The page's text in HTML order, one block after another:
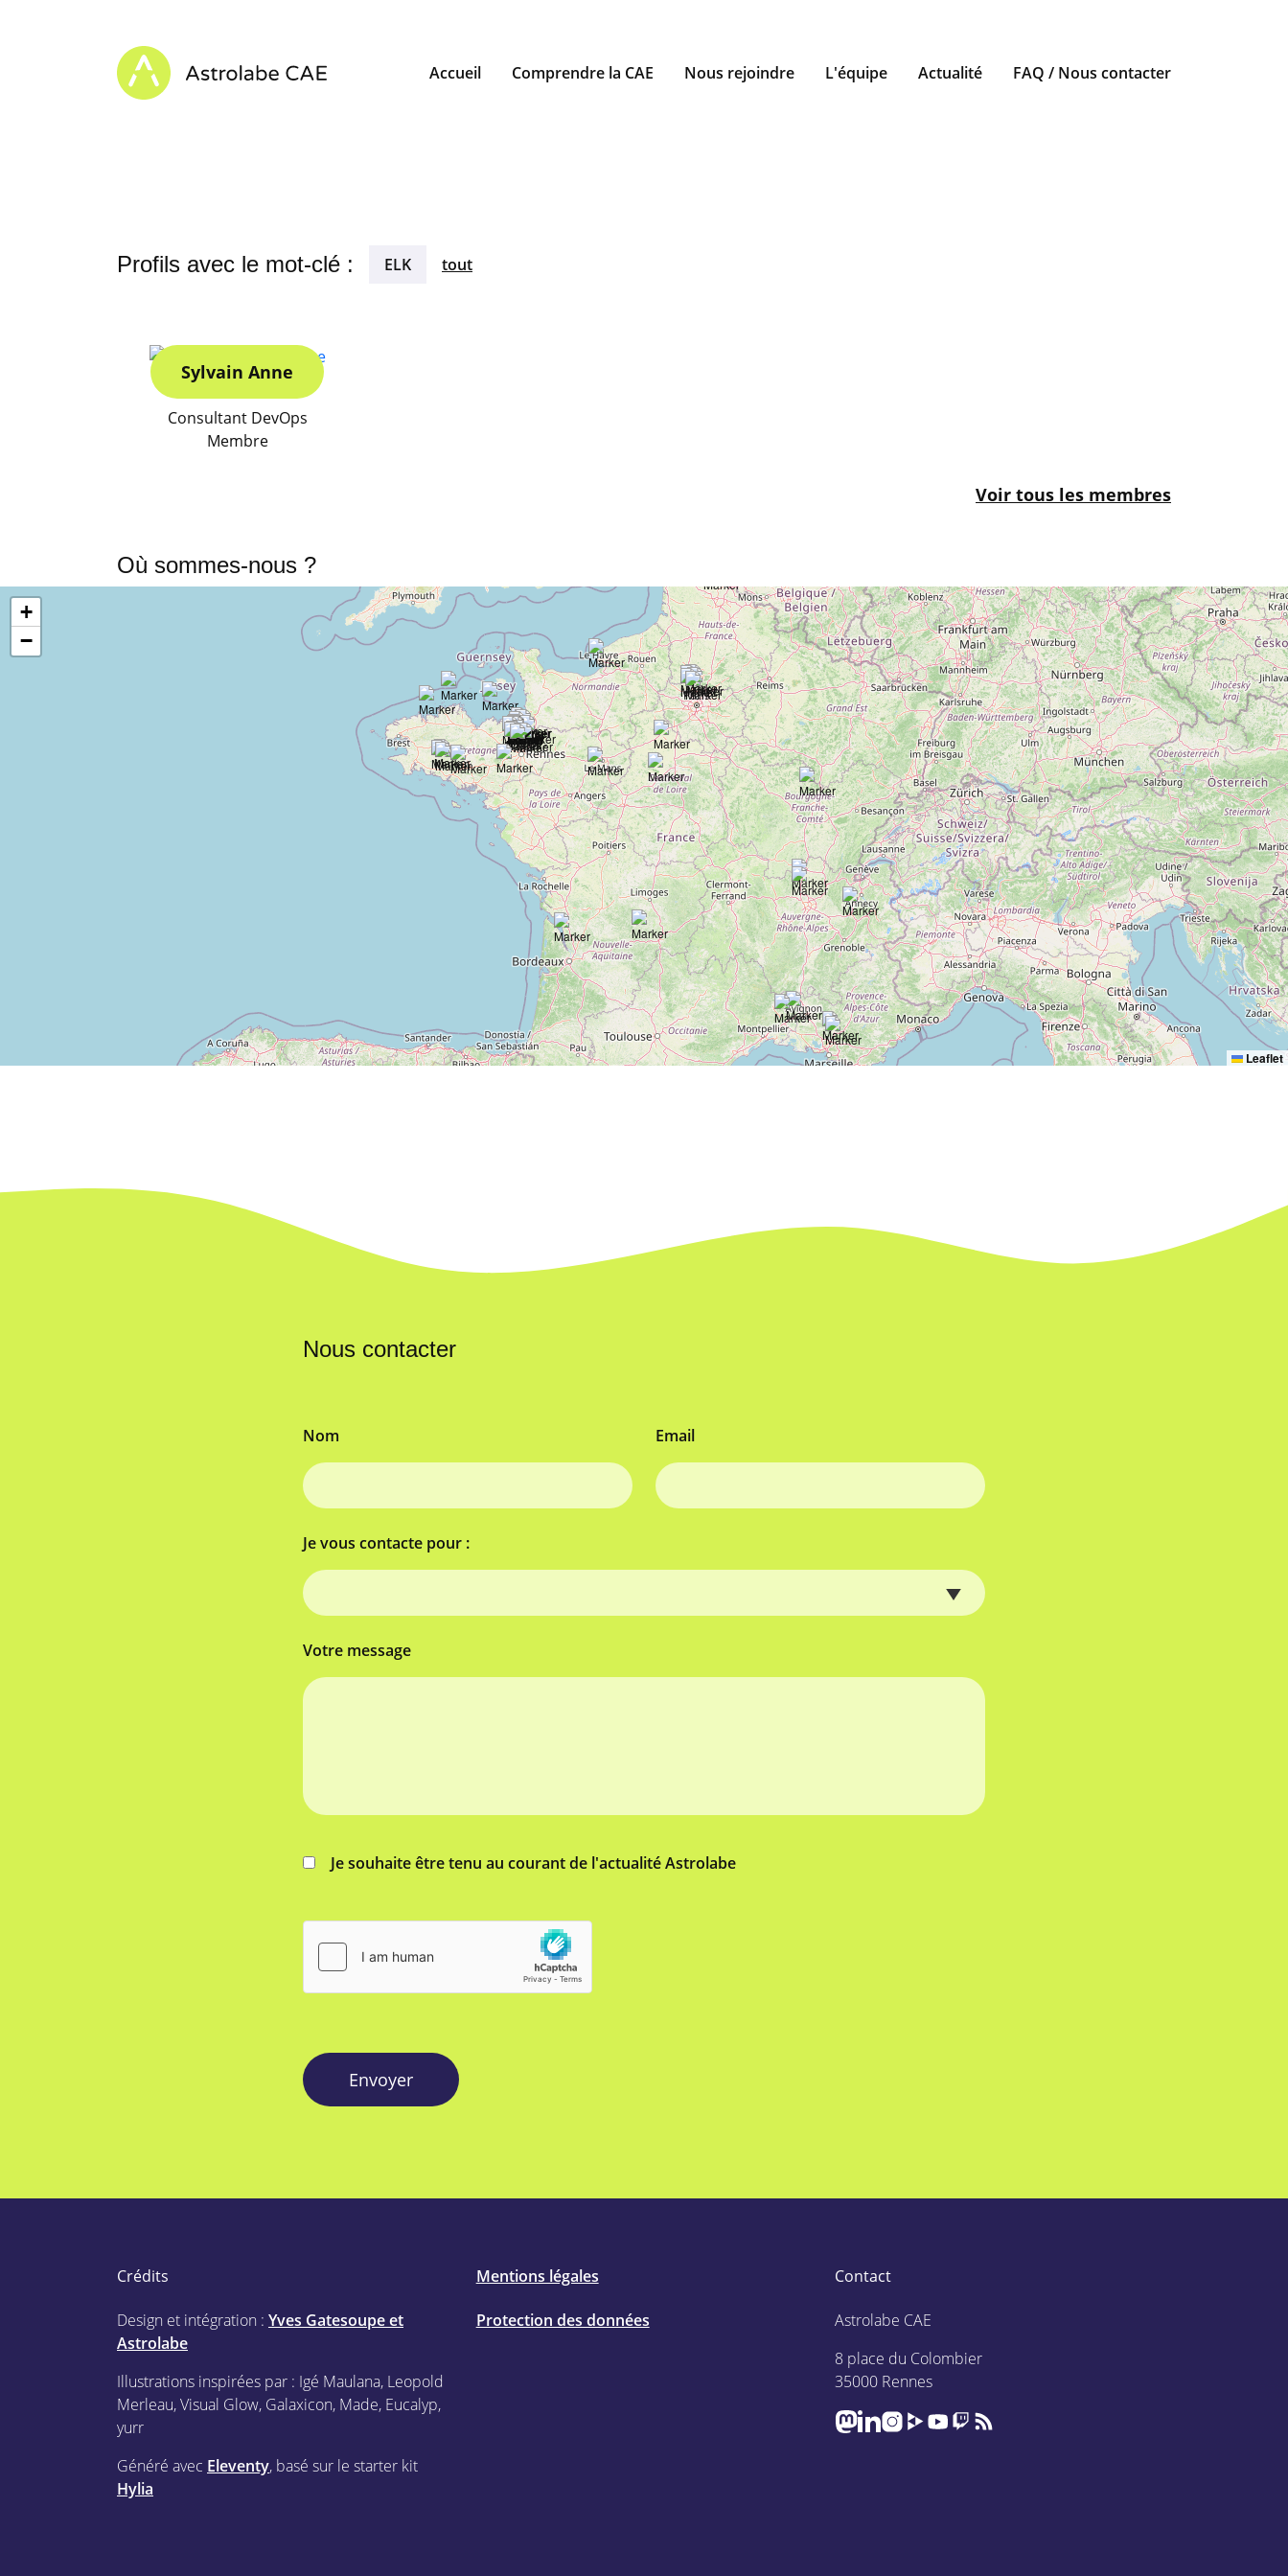
Astrolabe CAE - Home
Accueil Comprendre la CAE Nous rejoindre L'équipe Actualité FAQ / Nous contacter
Profils avec le mot-clé : ELK tout
Sylvain Anne
Consultant DevOps
Membre
Voir tous les membres
Où sommes-nous ?
+
−
Leaflet
Nous contacter
Nom Email
Je vous contacte pour :
Votre message
Je souhaite être tenu au courant de l'actualité Astrolabe
Envoyer
Crédits
Design et intégration : Yves Gatesoupe et
Astrolabe
Illustrations inspirées par : Igé Maulana, Leopold
Merleau, Visual Glow, Galaxicon, Made, Eucalyp,
yurr
Généré avec Eleventy, basé sur le starter kit
Hylia
Mentions légales
Protection des données
Contact
Astrolabe CAE
8 place du Colombier
35000 Rennes